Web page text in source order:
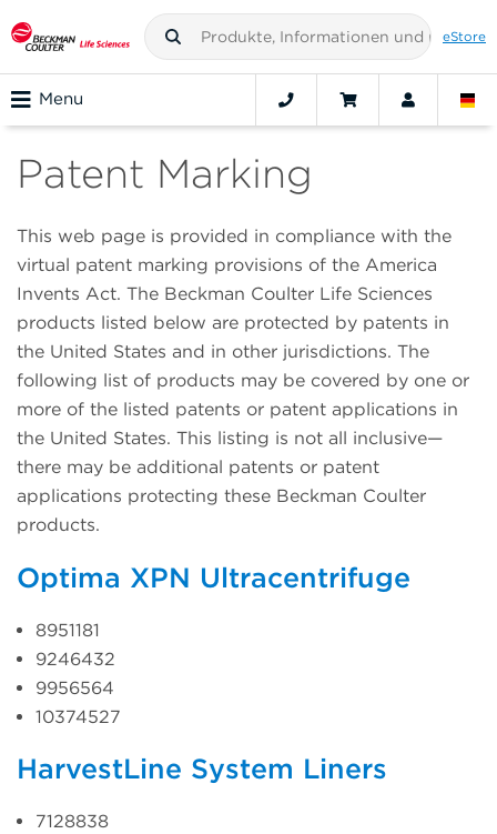
eStore
Menu
Patent Marking
This web page is provided in compliance with the
virtual patent marking provisions of the America
Invents Act. The Beckman Coulter Life Sciences
products listed below are protected by patents in
the United States and in other jurisdictions. The
following list of products may be covered by one or
more of the listed patents or patent applications in
the United States. This listing is not all inclusive—
there may be additional patents or patent
applications protecting these Beckman Coulter
products.
Optima XPN Ultracentrifuge
8951181
9246432
9956564
10374527
HarvestLine System Liners
7128838